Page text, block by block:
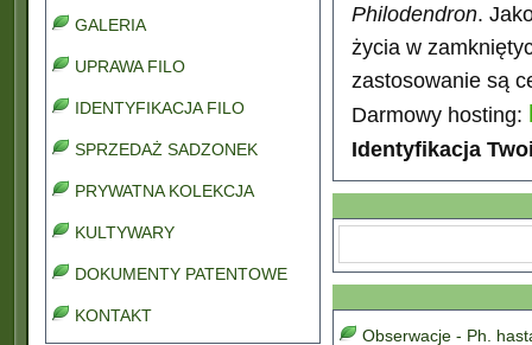
GALERIA
UPRAWA FILO
IDENTYFIKACJA FILO
SPRZEDAŻ SADZONEK
PRYWATNA KOLEKCJA
KULTYWARY
DOKUMENTY PATENTOWE
KONTAKT
Philodendron.
życia w
zastosowanie są
Darmowy hosting:
Identyfikacja
Obserwacje - Ph.